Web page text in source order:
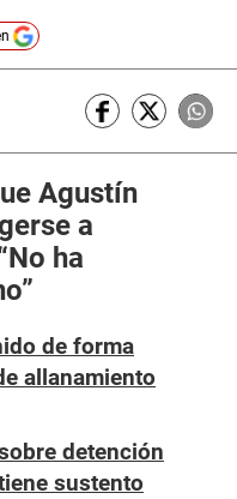
Agustín
a
ha
de forma
allanamiento
detención
sustento